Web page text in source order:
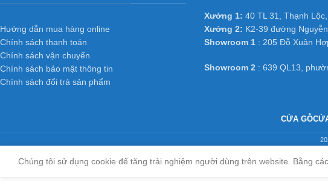
Hướng dẫn mua hàng online
Chính sách thanh toán
Chính sách vận chuyển
Chính sách bảo mật thông tin
Chính sách đổi trả sản phẩm
Xưởng 1: 40 TL 31, Thạnh
Xưởng 2: K2-39 đường
Showroom 1: 205 Đỗ Xuân
Showroom 2 : 639 QL13,
CỬA GỖ
Chúng tôi sử dụng cookie để tăng trải nghiệm người dùng trên website. Bằng